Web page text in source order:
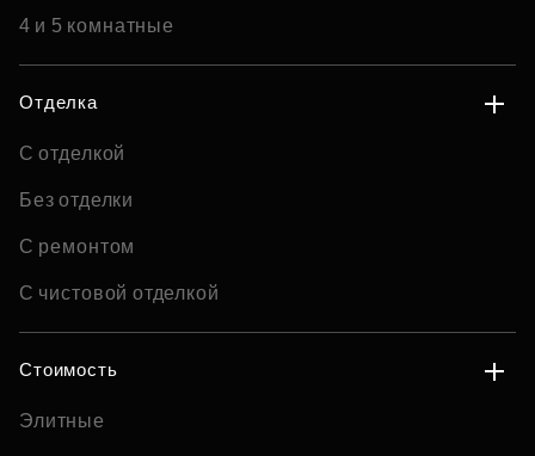
4 и 5 комнатные
Отделка
С отделкой
Без отделки
С ремонтом
С чистовой отделкой
Стоимость
Элитные